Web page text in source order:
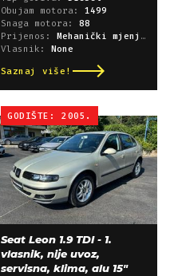
Obujam motora: 1499
Snaga motora: 88
Prijenos:
Mehanički mjenjač
Vlasnik:
None
Saznaj više!
GODIŠTE: 2005.
Seat Leon 1.9 TDI - 1.
vlasnik, nije uvoz,
servisna, klima, alu 15"